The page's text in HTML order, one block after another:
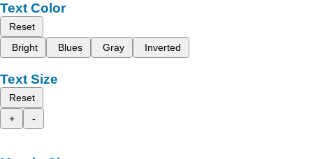
Text Color
Reset
Bright
Blues Gray Inverted
Text Size
Reset
+
-